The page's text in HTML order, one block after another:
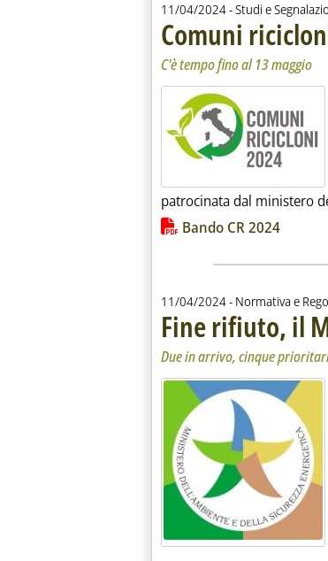
11/04/2024- Studi e
Comuni
C'è tempo fino al 13 maggio
patrocinata dal ministero
Lista allegati PDF
Bando CR 2024
11/04/2024- Normativa e
Fine rifiuto, il
Due in arrivo, cinque
Lista allegati PDF